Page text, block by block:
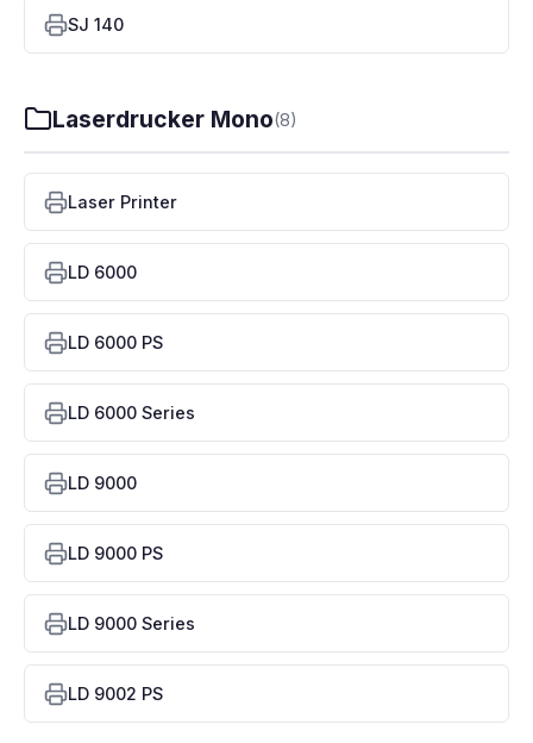
SJ 140
Laserdrucker Mono(8)
Laser Printer
LD 6000
LD 6000 PS
LD 6000 Series
LD 9000
LD 9000 PS
LD 9000 Series
LD 9002 PS